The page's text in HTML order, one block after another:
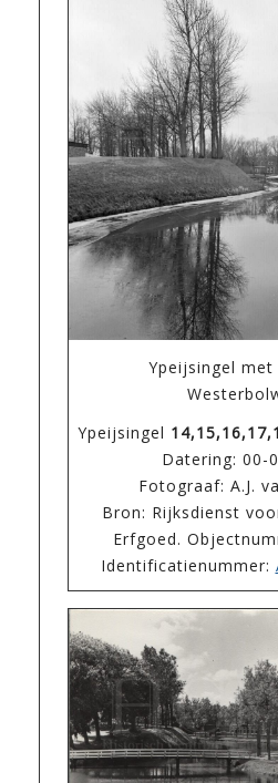
Ypeijsingel
Ypeijsingel
Datering: 00-
Fotograaf: A.J.
Bron: Rijksdienst
Erfgoed.
Identificatienummer: